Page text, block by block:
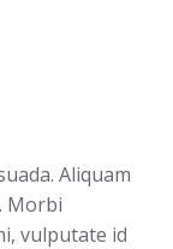
Aliquam
Morbi
vulputate id